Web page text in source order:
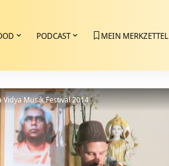
PODCAST MEIN MERKZETTEL
Vidya Musik Festival 2014